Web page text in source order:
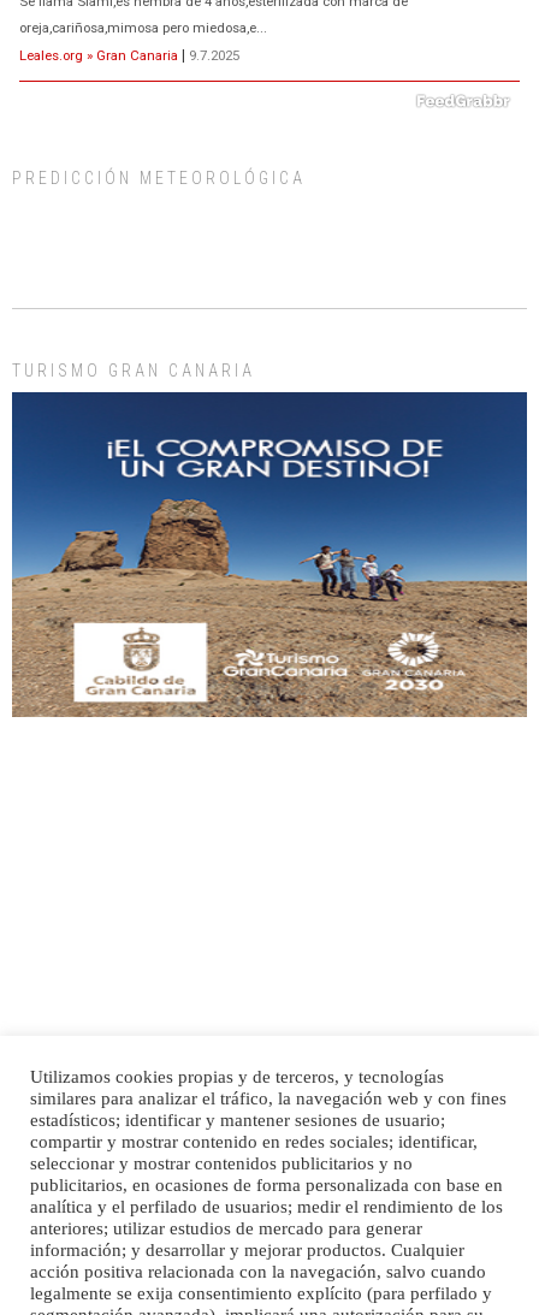
días, ella incluida...
Leales.org » Gran Canaria | 9.7.2025
manso y extremadamente cari...
Adopción urgente
Busco adopción responsable para mi perra. Pastor alemán, hembra, 4 años. Por
motivos personales ...
Leales.org » Gran Canaria | 6.7.2025
Ninfa perdida
El día 5 se los perdió una ninfa papillera, asustada tiene miedo a la calle, se
perdió por la zon...
Leales.org » Gran Canaria | 6.7.2025
PREDICCIÓN METEOROLÓGICA
TURISMO GRAN CANARIA
Inicio Publicidad
Política de privacidad
Aviso Legal
Cláusula de Cookies
Enlaces de interés
Utilizamos cookies propias y de terceros, y tecnologías
similares para analizar el tráfico, la navegación web y con fines
estadísticos; identificar y mantener sesiones de usuario;
compartir y mostrar contenido en redes sociales; identificar,
seleccionar y mostrar contenidos publicitarios y no
publicitarios, en ocasiones de forma personalizada con base en
analítica y el perfilado de usuarios; medir el rendimiento de los
anteriores; utilizar estudios de mercado para generar
información; y desarrollar y mejorar productos. Cualquier
acción positiva relacionada con la navegación, salvo cuando
legalmente se exija consentimiento explícito (para perfilado y